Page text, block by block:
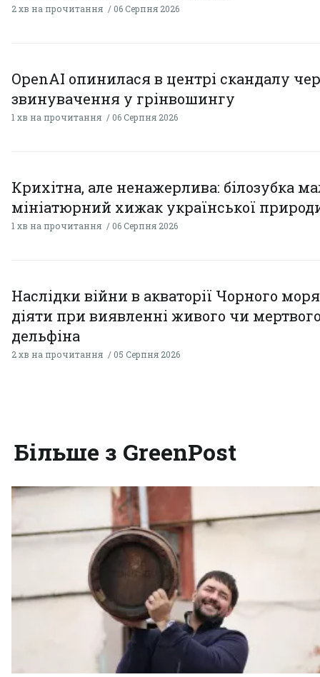
2 хв на прочитання 06 Серпня 2026
OpenAI опинилася в центрі скандалу
звинувачення у грінвошингу
1 хв на прочитання 06 Серпня 2026
Крихітна, але ненажерлива: білозубка
мініатюрний хижак української
1 хв на прочитання 06 Серпня 2026
Наслідки війни в акваторії Чорного
діяти при виявленні живого чи
дельфіна
2 хв на прочитання 05 Серпня 2026
Більше з GreenPost